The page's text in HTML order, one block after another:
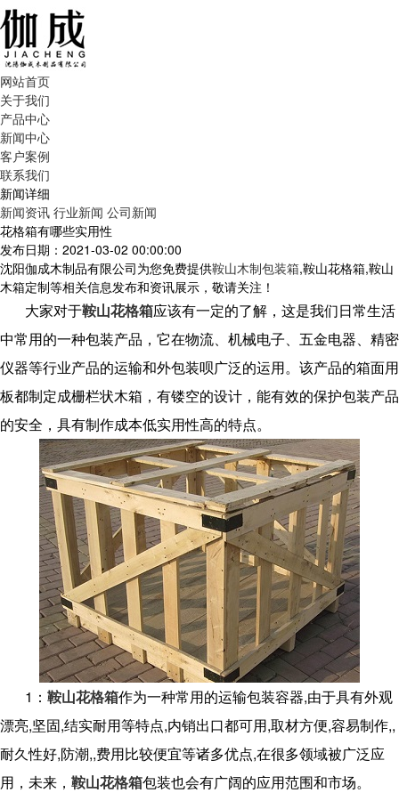
网站首页
关于我们
产品中心
新闻中心
客户案例
联系我们
新闻详细
新闻资讯 行业新闻 公司新闻
花格箱有哪些实用性
发布日期：2021-03-02 00:00:00
沈阳伽成木制品有限公司为您免费提供鞍山木制包装箱,鞍山花格箱,鞍山
木箱定制等相关信息发布和资讯展示，敬请关注！
大家对于鞍山花格箱应该有一定的了解，这是我们日常生活
中常用的一种包装产品，它在物流、机械电子、五金电器、精密
仪器等行业产品的运输和外包装呗广泛的运用。该产品的箱面用
板都制定成栅栏状木箱，有镂空的设计，能有效的保护包装产品
的安全，具有制作成本低实用性高的特点。
1： 鞍山花格箱作为一种常用的运输包装容器,由于具有外观
漂亮,坚固,结实耐用等特点,内销出口都可用,取材方便,容易制作,,
耐久性好,防潮,,费用比较便宜等诸多优点,在很多领域被广泛应
用，未来， 鞍山花格箱包装也会有广阔的应用范围和市场。